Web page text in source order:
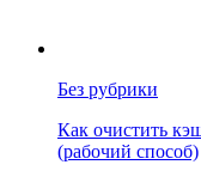
Без рубрики
Как очистить
(рабочий способ)